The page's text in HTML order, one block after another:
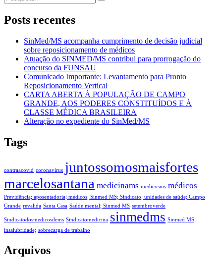
Post
por:
Posts recentes
SinMed/MS acompanha cumprimento de decisão judicial
sobre reposicionamento de médicos
Atuação do SINMED/MS contribui para prorrogação do
concurso da FUNSAU
Comunicado Importante: Levantamento para Pronto
Reposicionamento Vertical
CARTA ABERTA À POPULAÇÃO DE CAMPO
GRANDE, AOS PODERES CONSTITUÍDOS E À
CLASSE MÉDICA BRASILEIRA
Alteração no expediente do SinMed/MS
Tags
contraacovid coronavirus juntossomosmaisfortes
marcelosantana medicinams medicosms médicos
Previdência; aposentadoria; médicos; Sinmed MS; Sindicato; unidades de saúde; Campo
Grande revalida Santa Casa Saúde mental; Sinmed MS setembroverde
Sindicatodosmedicosdems Sindicatomedicina sinmedms Sinmed MS;
insalubridade; sobrecarga de trabalho
Arquivos